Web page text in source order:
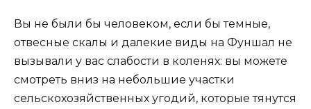
Вы не были бы человеком, если бы темные,
отвесные скалы и далекие виды на Фуншал не
вызывали у вас слабости в коленях: вы можете
смотреть вниз на небольшие участки
сельскохозяйственных угодий, которые тянутся